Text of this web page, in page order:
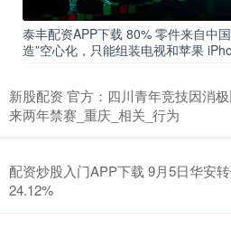
泰丰配资APP下载 80% 零件来自中
造”空心化，只能组装电视和苹果
新股配资 官方：四川青年竞技因消
来两年禁赛_重庆_相关_行为
配资炒股入门APP下载 9月5日华安
24.12%